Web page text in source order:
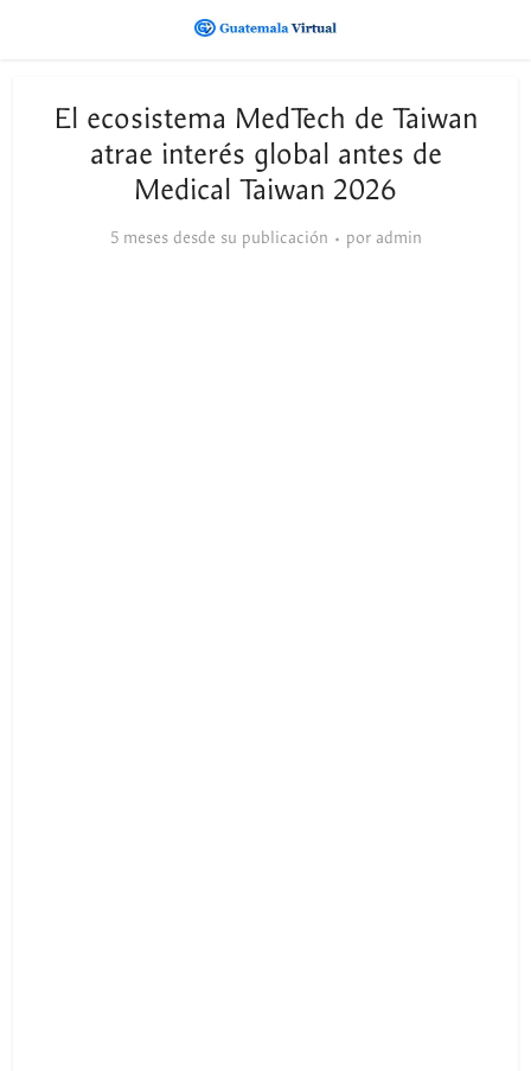
El ecosistema MedTech de Taiwan
atrae interés global antes de
Medical Taiwan 2026
5 meses desde su publicación por admin